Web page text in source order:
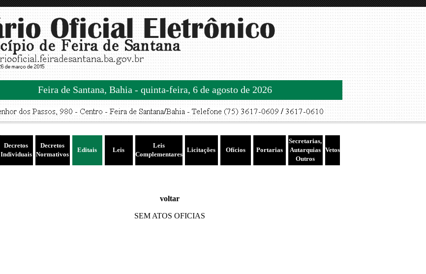
Feira de Santana, Bahia - quinta-feira, 6 de agosto de 2026
Decretos
Individuais
Decretos
Normativos
Editais Leis
Leis
Complementares
Licitações Ofícios Portarias
Secretarias,
Autarquias
Outros
Vetos
voltar
SEM ATOS OFICIAS